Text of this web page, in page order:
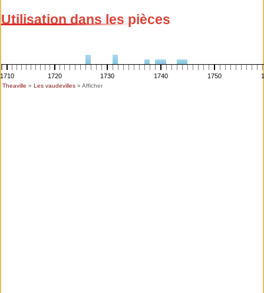
Utilisation dans les pièces
1710 1720 1730 1740 1750
Theaville » Les vaudevilles» Afficher